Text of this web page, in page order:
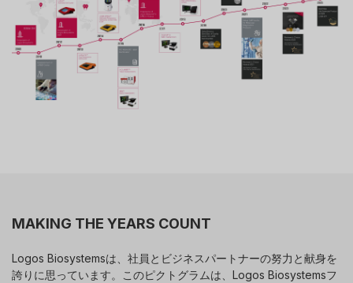
MAKING THE YEARS COUNT
Logos Biosystemsは、社員とビジネスパートナーの努力と献身を
誇りに思っています。このピクトグラムは、Logos Biosystemsフ